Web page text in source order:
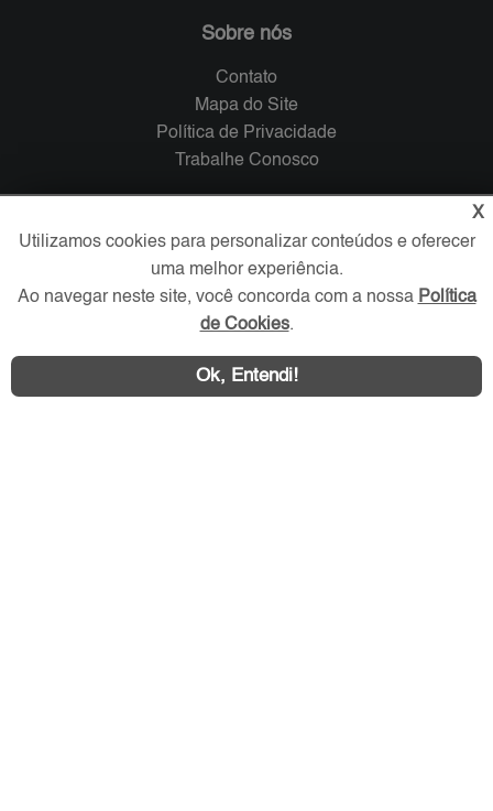
Sobre nós
Contato
Mapa do Site
Política de Privacidade
Trabalhe Conosco
Redes Sociais
X
Utilizamos cookies para personalizar conteúdos e oferecer
uma melhor experiência.
Ao navegar neste site, você concorda com a nossa Política
de Cookies.
Ok, Entendi!